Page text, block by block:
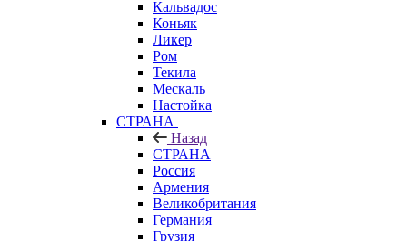
Кальвадос
Коньяк
Ликер
Ром
Текила
Мескаль
Настойка
СТРАНА
Назад
СТРАНА
Россия
Армения
Великобритания
Германия
Грузия